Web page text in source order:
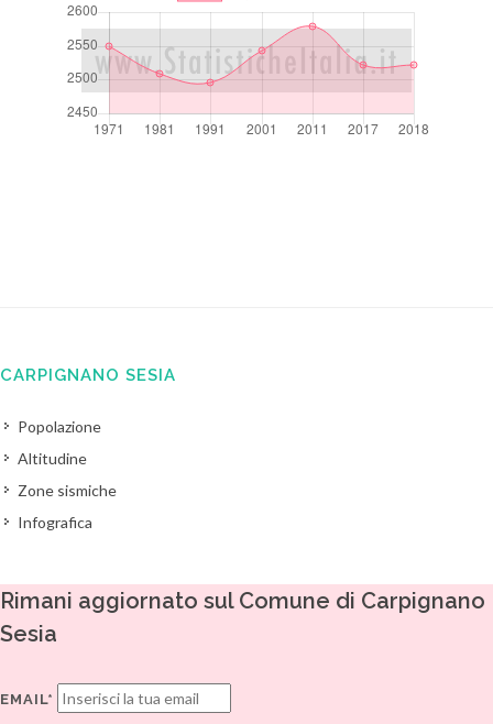
CARPIGNANO SESIA
Popolazione
Altitudine
Zone sismiche
Infografica
Rimani aggiornato sul Comune di Carpignano
Sesia
EMAIL*